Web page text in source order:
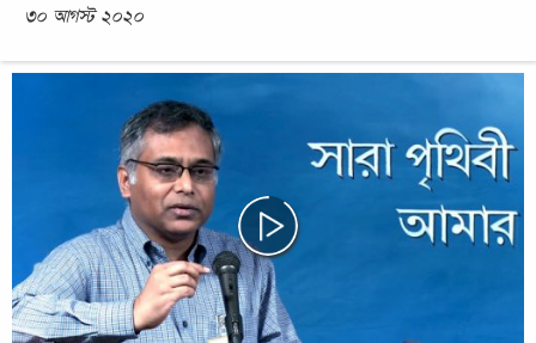
৩০ আগস্ট ২০২০